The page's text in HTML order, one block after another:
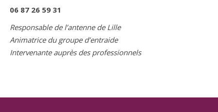
06 87 26 59 31
Responsable de l’antenne de Lille
Animatrice du groupe d’entraide
Intervenante auprès des professionnels